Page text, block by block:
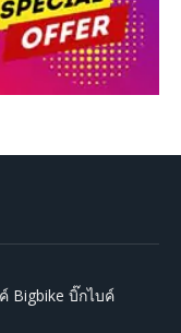
Bigbike บิ๊กไบค์